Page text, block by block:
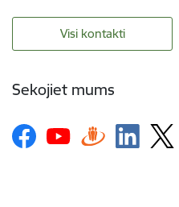
Visi kontakti
Sekojiet mums